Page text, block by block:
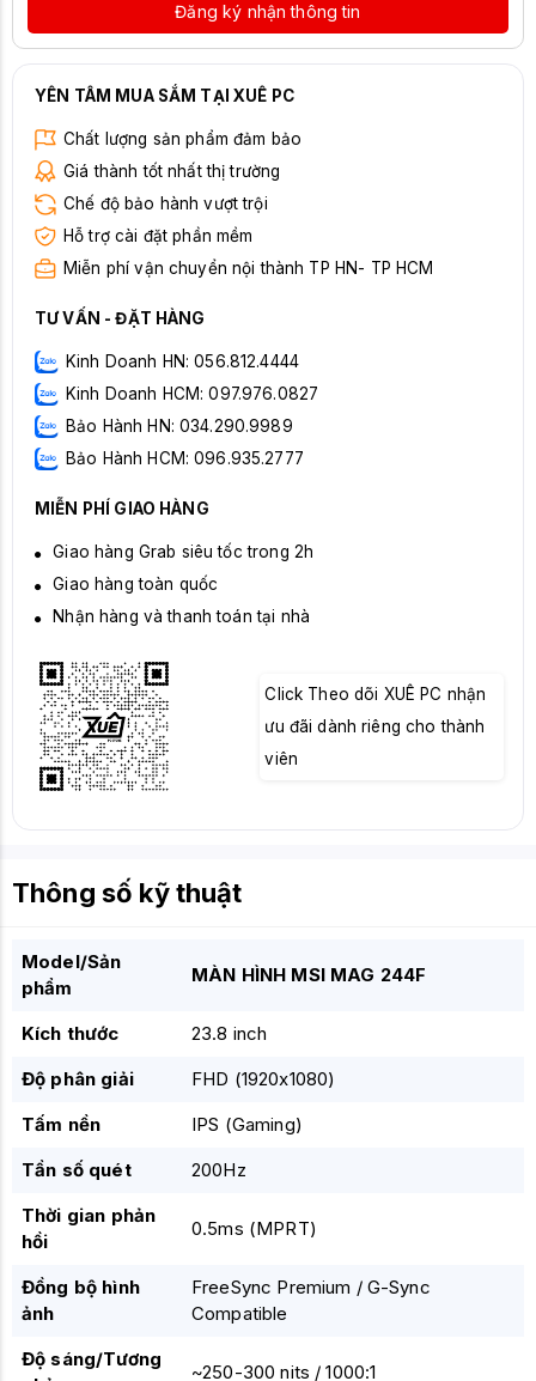
Đăng ký nhận thông tin
YÊN TÂM MUA SẮM TẠI XUÊ PC
Chất lượng sản phẩm đảm bảo
Giá thành tốt nhất thị trường
Chế độ bảo hành vượt trội
Hỗ trợ cài đặt phần mềm
Miễn phí vận chuyển nội thành TP HN- TP HCM
TƯ VẤN - ĐẶT HÀNG
Kinh Doanh HN: 056.812.4444
Kinh Doanh HCM: 097.976.0827
Bảo Hành HN: 034.290.9989
Bảo Hành HCM: 096.935.2777
MIỄN PHÍ GIAO HÀNG
Giao hàng Grab siêu tốc trong 2h
Giao hàng toàn quốc
Nhận hàng và thanh toán tại nhà
Click Theo dõi XUÊ PC nhận
ưu đãi dành riêng cho thành
viên
Thông số kỹ thuật
Model/Sản
phẩm
MÀN HÌNH MSI MAG 244F
Kích thước
23.8 inch
Độ phân giải
FHD (1920x1080)
Tấm nền
IPS (Gaming)
Tần số quét
200Hz
Thời gian phản
hồi
0.5ms (MPRT)
Đồng bộ hình
ảnh
FreeSync Premium / G-Sync
Compatible
Độ sáng/Tương
~250-300 nits / 1000:1